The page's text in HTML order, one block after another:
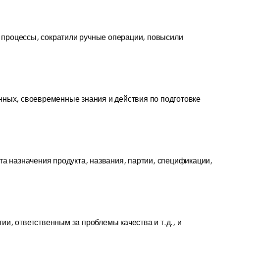
сократили ручные операции, повысили
своевременные знания и действия по подготовке
назначения продукта, названия, партии, спецификации,
ответственным за проблемы качества и т.д., и